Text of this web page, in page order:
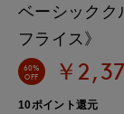
ベーシックク
フライス》
60%
OFF
￥
10ポイント還元